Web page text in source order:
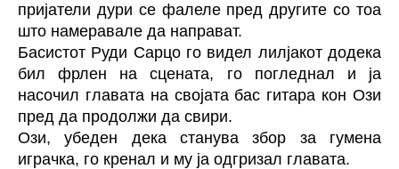
пријатели дури се фалеле пред другите со тоа
што намеравале да направат.
Басистот Руди Сарцо го видел лилјакот додека
бил фрлен на сцената, го погледнал и ја
насочил главата на својата бас гитара кон Ози
пред да продолжи да свири.
Ози, убеден дека станува збор за гумена
играчка, го кренал и му ја одгризал главата.